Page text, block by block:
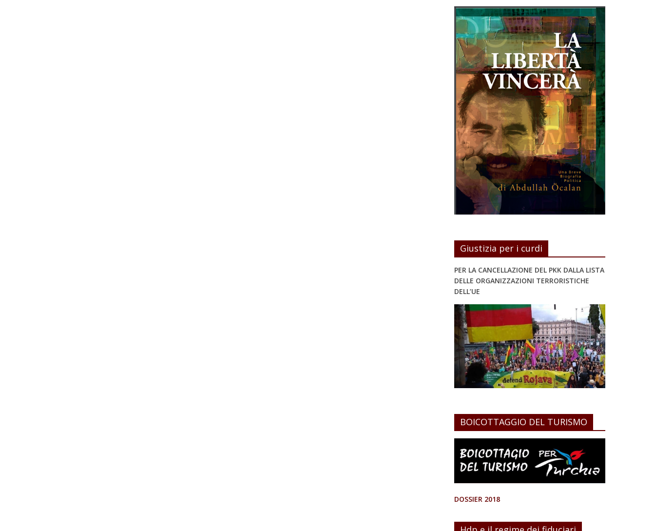
Giustizia per i curdi
PER LA CANCELLAZIONE DEL PKK DALLA LISTA
DELLE ORGANIZZAZIONI TERRORISTICHE
DELL’UE
BOICOTTAGGIO DEL TURISMO
DOSSIER 2018